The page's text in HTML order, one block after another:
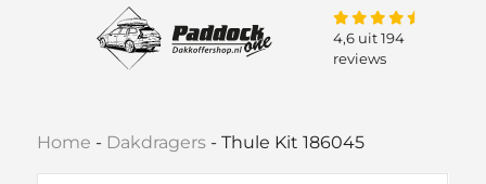
4,6 uit 194
reviews
Home - Dakdragers -Thule Kit 186045